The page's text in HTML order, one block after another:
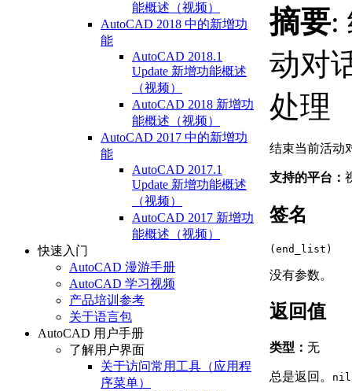
能概述（视频）
AutoCAD 2018 中的新增功
能
AutoCAD 2018.1
Update 新增功能概述
（视频）
AutoCAD 2018 新增功
能概述（视频）
AutoCAD 2017 中的新增功
能
AutoCAD 2017.1
Update 新增功能概述
（视频）
AutoCAD 2017 新增功
能概述（视频）
快速入门
AutoCAD 漫游手册
AutoCAD 学习视频
产品培训参考
关于语言包
AutoCAD 用户手册
了解用户界面
关于访问常用工具（应用程
序菜单）
摘要:
动对
处理
结束当前活动
支持的平台：
签名
(end_list)
没有参数。
返回值
类型： 无
总是返回。 nil